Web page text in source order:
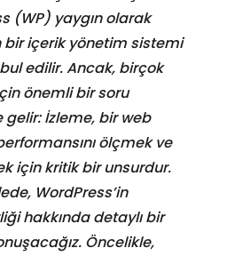
(WP) yaygın olarak
bir içerik yönetim sistemi
edilir. Ancak, birçok
önemli bir soru
İzleme, bir web
ölçmek ve
için kritik bir unsurdur.
WordPress’in
hakkında detaylı bir
Öncelikle,